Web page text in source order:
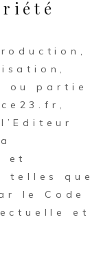
ou partie
et
telles que
le Code
et